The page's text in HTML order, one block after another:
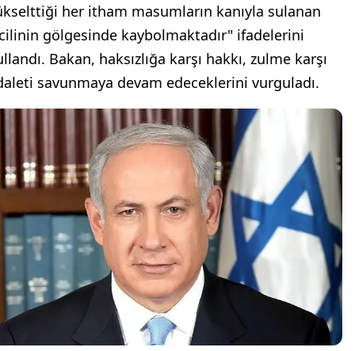
her itham masumların kanıyla sulanan
gölgesinde kaybolmaktadır" ifadelerini
Bakan, haksızlığa karşı hakkı, zulme karşı
savunmaya devam edeceklerini vurguladı.